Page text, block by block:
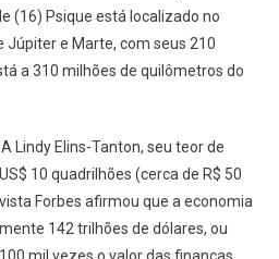
(16) Psique está localizado no
e Marte, com seus 210
a 310 milhões de quilômetros do
Lindy Elins-Tanton, seu teor de
10 quadrilhões (cerca de R$ 50
Forbes afirmou que a economia
142 trilhões de dólares, ou